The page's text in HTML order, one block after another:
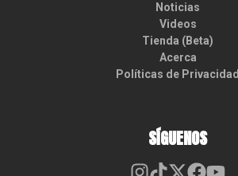
Noticias
Videos
Tienda (Beta)
Acerca
Políticas de Privacidad
SÍGUENOS